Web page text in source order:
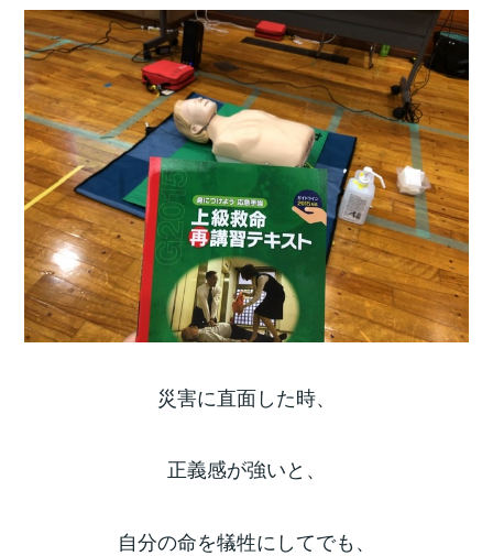
災害に直面した時、
正義感が強いと、
自分の命を犠牲にしてでも、